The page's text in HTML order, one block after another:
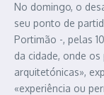
No domingo, o
seu ponto de
Portimão -, pelas
da cidade, onde
arquitetónicas»,
«experiência ou